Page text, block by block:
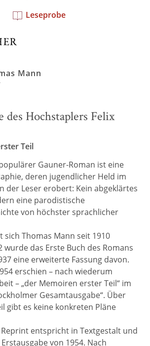
Leseprobe
Mann
des Hochstaplers Felix
Teil
Gauner-Roman ist eine
deren jugendlicher Held im
der Leser erobert: Kein abgeklärtes
eine parodistische
von höchster sprachlicher
sich Thomas Mann seit 1910
wurde das Erste Buch des Romans
eine erweiterte Fassung davon.
erschien – nach wiederum
– „der Memoiren erster Teil“ im
Gesamtausgabe“. Über
gibt es keine konkreten Pläne
entspricht in Textgestalt und
von 1954. Nach